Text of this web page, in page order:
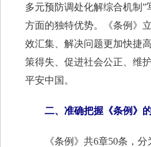
多元预防调处化解综合机制
方面的独特优势。《条例》
效汇集、解决问题更加快捷
策得失、促进社会公正、维
平安中国。
二、准确把握《条例》的
《条例》共6章50条，分